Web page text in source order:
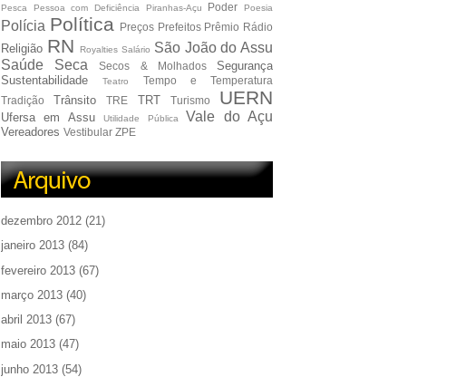
Pesca
Pessoa com Deficiência Piranhas-Açu Poder Poesia
Polícia Política Preços Prefeitos Prêmio Rádio
Religião RN Royalties Salário São João do Assu
Saúde
Seca Secos & Molhados
Segurança
Sustentabilidade
Teatro
Tempo e Temperatura
Tradição
Trânsito TRE TRT Turismo UERN
Ufersa em Assu Utilidade Pública Vale do Açu
Vereadores Vestibular ZPE
dezembro 2012 (21)
janeiro 2013 (84)
fevereiro 2013 (67)
março 2013 (40)
abril 2013 (67)
maio 2013 (47)
junho 2013 (54)